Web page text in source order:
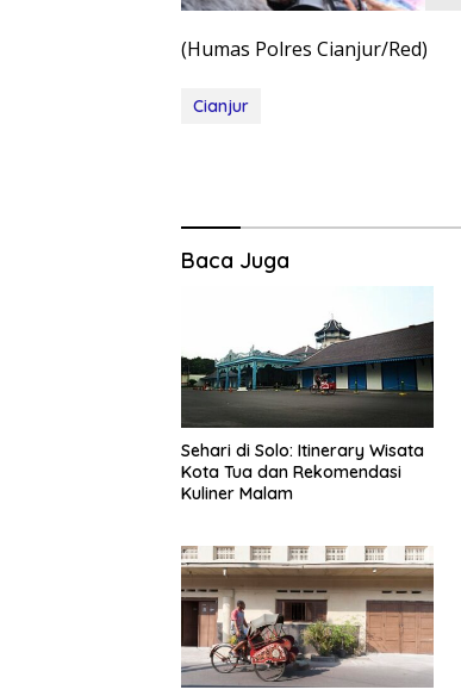
(Humas Polres Cianjur/Red)
Cianjur
Baca Juga
Sehari di Solo: Itinerary Wisata
Kota Tua dan Rekomendasi
Kuliner Malam